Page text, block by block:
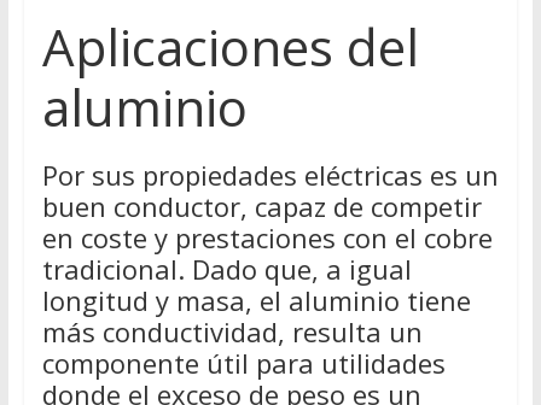
Aplicaciones del
aluminio
Por sus propiedades eléctricas es un
buen conductor, capaz de competir
en coste y prestaciones con el cobre
tradicional. Dado que, a igual
longitud y masa, el aluminio tiene
más conductividad, resulta un
componente útil para utilidades
donde el exceso de peso es un